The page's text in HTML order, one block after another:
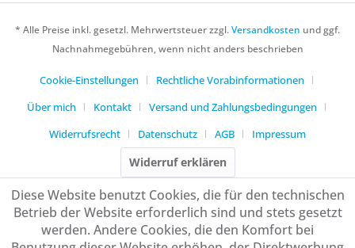
* Alle Preise inkl. gesetzl. Mehrwertsteuer zzgl.Versandkosten und ggf.
Nachnahmegebühren, wenn nicht anders beschrieben
Cookie-Einstellungen
Rechtliche Vorabinformationen
Über mich
Kontakt
Versand und Zahlungsbedingungen
Widerrufsrecht
Datenschutz AGB Impressum
Widerruf erklären
Diese Website benutzt Cookies, die für den technischen
Betrieb der Website erforderlich sind und stets gesetzt
werden. Andere Cookies, die den Komfort bei